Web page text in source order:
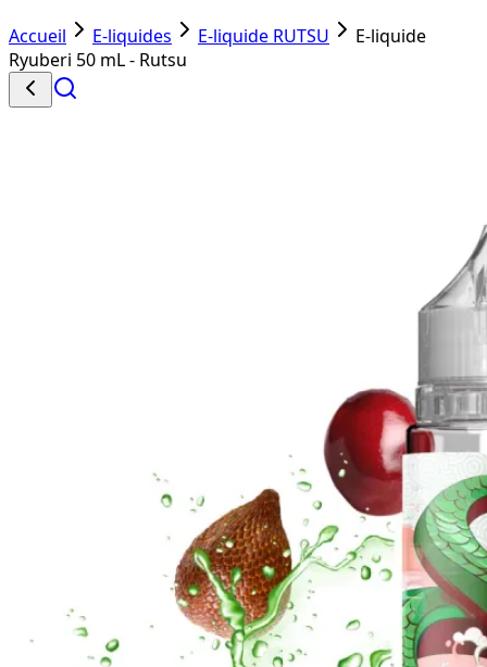
Accueil E-liquides E-liquide RUTSU
E-liquide
Ryuberi 50 mL - Rutsu